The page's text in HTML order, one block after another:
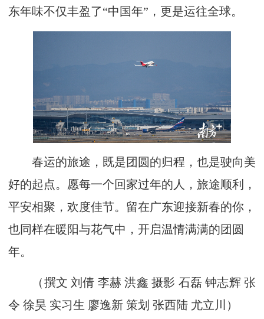
东年味不仅丰盈了“中国年”，更是运往全球。
春运的旅途，既是团圆的归程，也是驶向美
好的起点。愿每一个回家过年的人，旅途顺利，
平安相聚，欢度佳节。留在广东迎接新春的你，
也同样在暖阳与花气中，开启温情满满的团圆
年。
（撰文 刘倩 李赫 洪鑫 摄影 石磊 钟志辉 张
令 徐昊 实习生 廖逸新 策划 张西陆 尤立川）